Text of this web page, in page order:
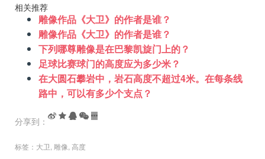
相关推荐
雕像作品《大卫》的作者是谁？
雕像作品《大卫》的作者是谁？
下列哪尊雕像是在巴黎凯旋门上的？
足球比赛球门的高度应为多少米？
在大圆石攀岩中，岩石高度不超过4米。在每条线
路中，可以有多少个支点？
分享到：
标签： 大卫 雕像 高度